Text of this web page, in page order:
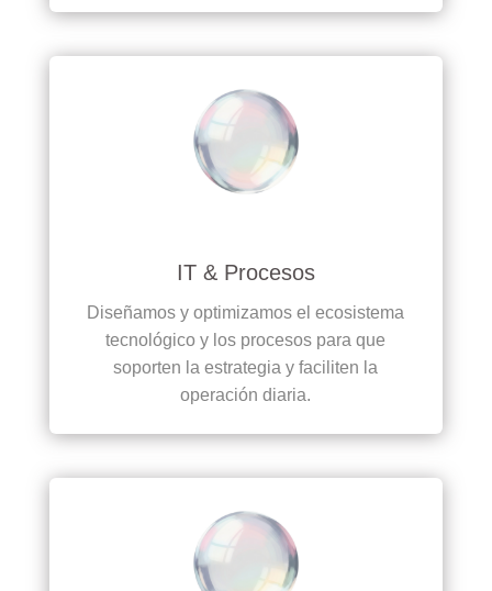
IT & Procesos
Diseñamos y optimizamos el ecosistema
tecnológico y los procesos para que
soporten la estrategia y faciliten la
operación diaria.